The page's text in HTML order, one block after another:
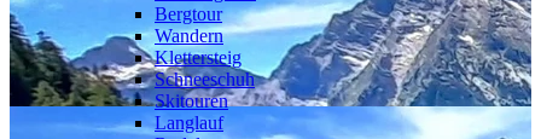
Bergtour
Wandern
Klettersteig
Schneeschuh
Skitouren
Langlauf